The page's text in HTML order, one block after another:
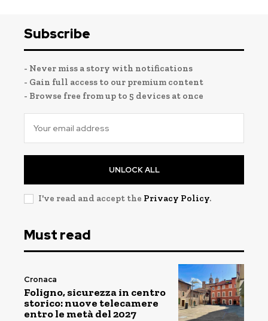
Subscribe
- Never miss a story with notifications
- Gain full access to our premium content
- Browse free from up to 5 devices at once
UNLOCK ALL
I've read and accept the Privacy Policy.
Must read
Cronaca
Foligno, sicurezza in centro
storico: nuove telecamere
entro le metà del 2027